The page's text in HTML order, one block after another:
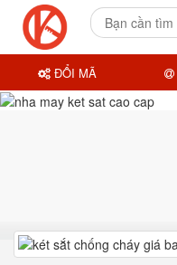
ĐỔI MÃ